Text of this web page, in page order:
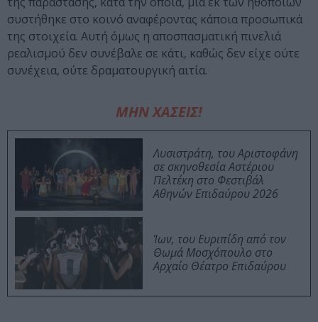
συστήθηκε στο κοινό αναφέροντας κάποια προσωπικά
της στοιχεία. Αυτή όμως η αποσπασματική πινελιά
ρεαλισμού δεν συνέβαλε σε κάτι, καθώς δεν είχε ούτε
συνέχεια, ούτε δραματουργική αιτία.
ΜΗΝ ΧΑΣΕΙΣ!
Λυσιστράτη, του Αριστοφάνη
σε σκηνοθεσία Αστέριου
Πελτέκη στο Φεστιβάλ
Αθηνών Επιδαύρου 2026
Ίων, του Ευριπίδη από τον
Θωμά Μοσχόπουλο στο
Αρχαίο Θέατρο Επιδαύρου